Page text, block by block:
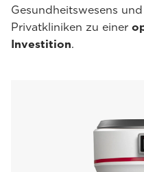
Gesundheitswesens
Privatkliniken zu einer
Investition.